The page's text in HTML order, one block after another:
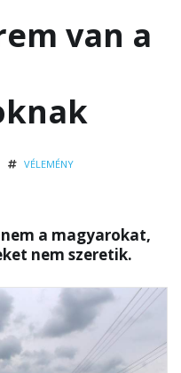
van a
VÉLEMÉNY
a magyarokat,
nem szeretik.